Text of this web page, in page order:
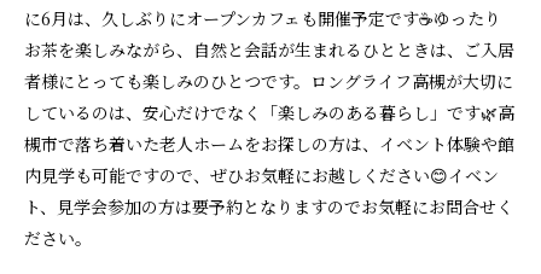
に6月は、久しぶりにオープンカフェも開催予定です☕ゆったり
お茶を楽しみながら、自然と会話が生まれるひとときは、ご入居
者様にとっても楽しみのひとつです。ロングライフ高槻が大切に
しているのは、安心だけでなく「楽しみのある暮らし」です🌿高
槻市で落ち着いた老人ホームをお探しの方は、イベント体験や館
内見学も可能ですので、ぜひお気軽にお越しください😊イベン
ト、見学会参加の方は要予約となりますのでお気軽にお問合せく
ださい。